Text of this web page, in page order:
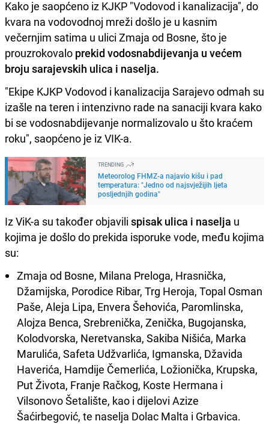
Kako je saopćeno iz KJKP "Vodovod i kanalizacija", do
kvara na vodovodnoj mreži došlo je u kasnim
večernjim satima u ulici Zmaja od Bosne, što je
prouzrokovalo prekid vodosnabdijevanja u većem
broju sarajevskih ulica i naselja.
"Ekipe KJKP Vodovod i kanalizacija Sarajevo odmah su
izašle na teren i intenzivno rade na sanaciji kvara kako
bi se vodosnabdijevanje normalizovalo u što kraćem
roku", saopćeno je iz VIK-a.
TRENDING
Meteorolog FHMZ-a najavio kišu i pad
temperatura: "Jedno od najsvježijih ljeta
posljednjih godina"
Iz ViK-a su također objavili spisak ulica i naselja u
kojima je došlo do prekida isporuke vode, među kojima
su:
Zmaja od Bosne, Milana Preloga, Hrasnička,
Džamijska, Porodice Ribar, Trg Heroja, Topal Osman
Paše, Aleja Lipa, Envera Šehovića, Paromlinska,
Alojza Benca, Srebrenička, Zenička, Bugojanska,
Kolodvorska, Neretvanska, Sakiba Nišića, Marka
Marulića, Safeta Udžvarlića, Igmanska, Džavida
Haverića, Hamdije Čemerlića, Ložionička, Krupska,
Put Života, Franje Račkog, Koste Hermana i
Vilsonovo Šetalište, kao i dijelovi Azize
Šaćirbegović, te naselja Dolac Malta i Grbavica.